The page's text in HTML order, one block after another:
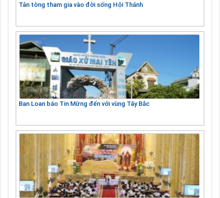
Tân tòng tham gia vào đời sống Hội Thánh
Ban Loan báo Tin Mừng đến với vùng Tây Bắc